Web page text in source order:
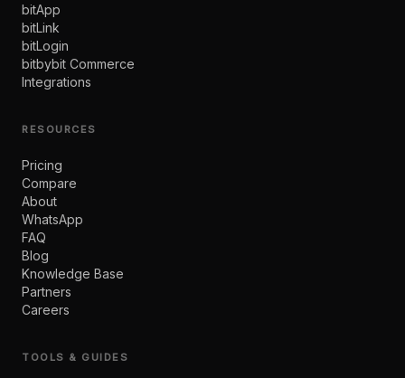
bitApp
bitLink
bitLogin
bitbybit Commerce
Integrations
RESOURCES
Pricing
Compare
About
WhatsApp
FAQ
Blog
Knowledge Base
Partners
Careers
TOOLS & GUIDES